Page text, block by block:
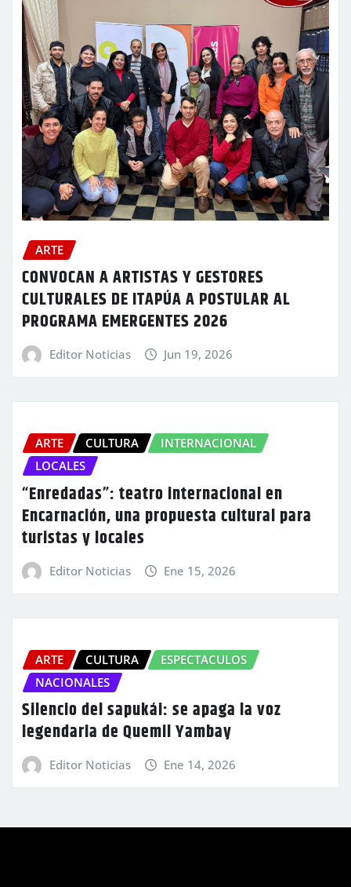
ARTE
CONVOCAN A ARTISTAS Y GESTORES
CULTURALES DE ITAPÚA A POSTULAR AL
PROGRAMA EMERGENTES 2026
Editor Noticias Jun 19, 2026
ARTE CULTURA
INTERNACIONAL
LOCALES
“Enredadas”: teatro internacional en
Encarnación, una propuesta cultural para
turistas y locales
Editor Noticias Ene 15, 2026
ARTE CULTURA
ESPECTACULOS
NACIONALES
Silencio del sapukái: se apaga la voz
legendaria de Quemil Yambay
Editor Noticias Ene 14, 2026